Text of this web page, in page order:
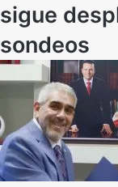
sigue
sondeos